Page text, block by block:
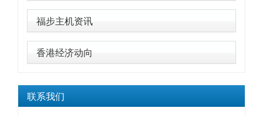
福步主机资讯
香港经济动向
联系我们